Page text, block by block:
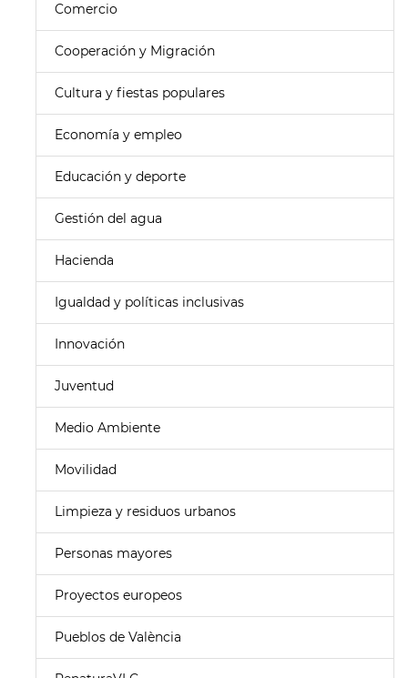
Comercio
Cooperación y Migración
Cultura y fiestas populares
Economía y empleo
Educación y deporte
Gestión del agua
Hacienda
Igualdad y políticas inclusivas
Innovación
Juventud
Medio Ambiente
Movilidad
Limpieza y residuos urbanos
Personas mayores
Proyectos europeos
Pueblos de València